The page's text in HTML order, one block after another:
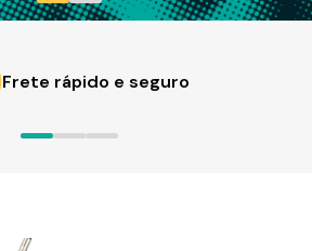
Frete rápido e seguro